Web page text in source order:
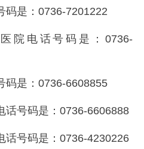
是： 0736-7201222
院电话号码是： 0736-
码是： 0736-6608855
话号码是： 0736-6606888
号码是： 0736-4230226